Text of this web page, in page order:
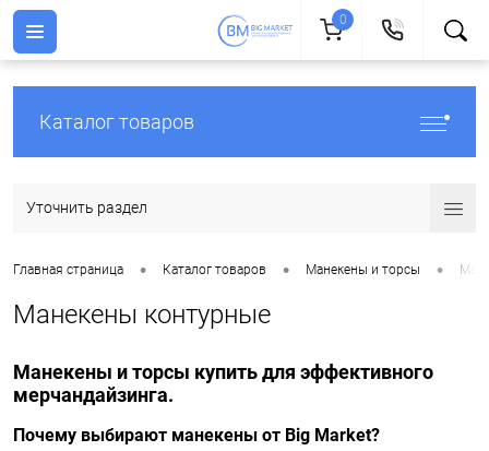
Каталог товаров
Уточнить раздел
Главная страница • Каталог товаров • Манекены и торсы •
Манекены контурные
Манекены и торсы купить для эффективного
мерчандайзинга.
Почему выбирают манекены от Big Market?
0